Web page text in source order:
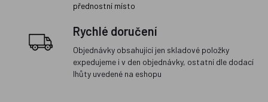
přednostní místo
Rychlé doručení
Objednávky obsahující jen skladové položky
expedujeme i v den objednávky, ostatní dle dodací
lhůty uvedené na eshopu